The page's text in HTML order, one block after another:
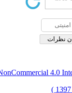
Attribution-